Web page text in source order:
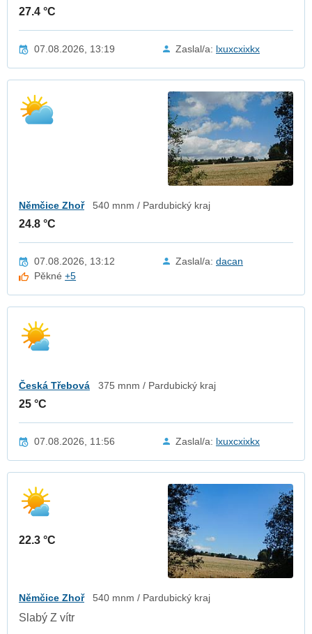
27.4 °C
07.08.2026, 13:19 Zaslal/a: lxuxcxixkx
Němčice Zhoř 540 mnm / Pardubický kraj
24.8 °C
07.08.2026, 13:12 Zaslal/a: dacan
Pěkné+5
Česká Třebová 375 mnm / Pardubický kraj
25 °C
07.08.2026, 11:56 Zaslal/a: lxuxcxixkx
22.3 °C
Němčice Zhoř 540 mnm / Pardubický kraj
Slabý Z vítr